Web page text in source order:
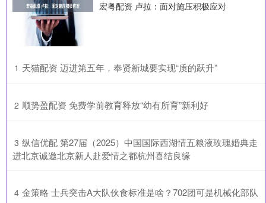
宏粤配资 卢拉：面对施压积极应对
1 ​天猫配资 迈进第五年，奉贤新城要实现“质的跃升”
2 ​顺势盈配资 免费学前教育释放“幼有所育”新利好
3 ​纵信优配 第27届（2025）中国国际西湖情五粮液玫瑰婚典走
进北京诚邀北京新人赴爱情之都杭州喜结良缘
4 ​金策略 士兵突击A大队伙食标准是啥？702团可是机械化部队